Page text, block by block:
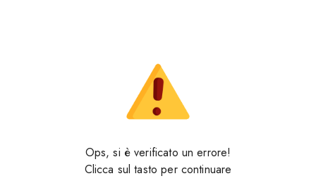
Ops, si è verificato un errore!
Clicca sul tasto per continuare